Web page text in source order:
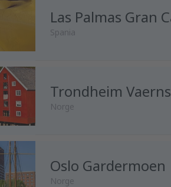
Spania
Trondheim Vaerns
Norge
Oslo Gardermoen
Norge